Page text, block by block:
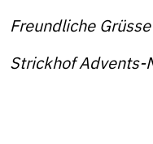
Freundliche Grüsse
Strickhof Advents-